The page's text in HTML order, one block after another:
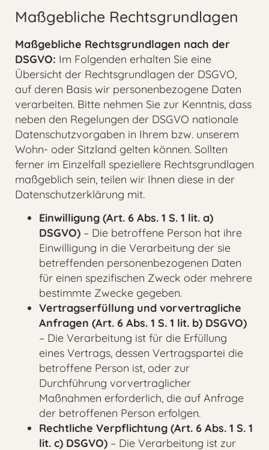
Maßgebliche Rechtsgrundlagen
Maßgebliche Rechtsgrundlagen nach der
DSGVO: Im Folgenden erhalten Sie eine
Übersicht der Rechtsgrundlagen der DSGVO,
auf deren Basis wir personenbezogene Daten
verarbeiten. Bitte nehmen Sie zur Kenntnis, dass
neben den Regelungen der DSGVO nationale
Datenschutzvorgaben in Ihrem bzw. unserem
Wohn- oder Sitzland gelten können. Sollten
ferner im Einzelfall speziellere Rechtsgrundlagen
maßgeblich sein, teilen wir Ihnen diese in der
Datenschutzerklärung mit.
Einwilligung (Art. 6 Abs. 1 S. 1 lit. a)
DSGVO) – Die betroffene Person hat ihre
Einwilligung in die Verarbeitung der sie
betreffenden personenbezogenen Daten
für einen spezifischen Zweck oder mehrere
bestimmte Zwecke gegeben.
Vertragserfüllung und vorvertragliche
Anfragen (Art. 6 Abs. 1 S. 1 lit. b) DSGVO)
– Die Verarbeitung ist für die Erfüllung
eines Vertrags, dessen Vertragspartei die
betroffene Person ist, oder zur
Durchführung vorvertraglicher
Maßnahmen erforderlich, die auf Anfrage
der betroffenen Person erfolgen.
Rechtliche Verpflichtung (Art. 6 Abs. 1 S. 1
lit. c) DSGVO) – Die Verarbeitung ist zur